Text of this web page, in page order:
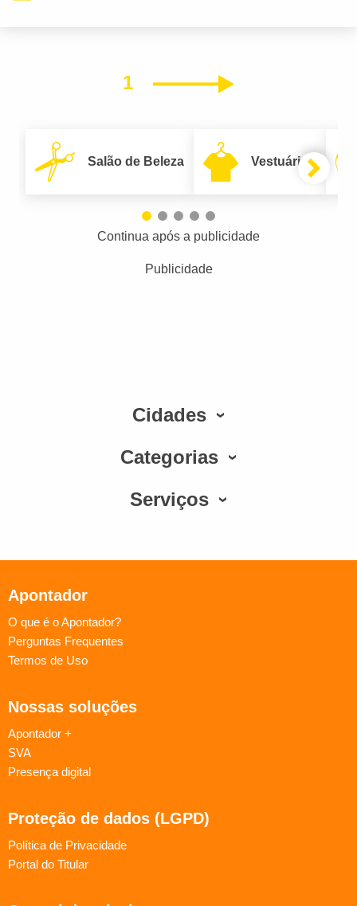
1 Próximo
Salão de Beleza Vestuário
Continua após a publicidade
Publicidade
Cidades
Categorias
Serviços
Apontador
O que é o Apontador?
Perguntas Frequentes
Termos de Uso
Nossas soluções
Apontador +
SVA
Presença digital
Proteção de dados (LGPD)
Política de Privacidade
Portal do Titular